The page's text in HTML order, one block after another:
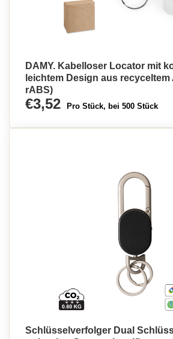
DAMY. Kabelloser Locator mit
leichtem Design aus recyceltem
rABS)
€3,52 Pro Stück, bei 500 Stück
Schlüsselverfolger Dual